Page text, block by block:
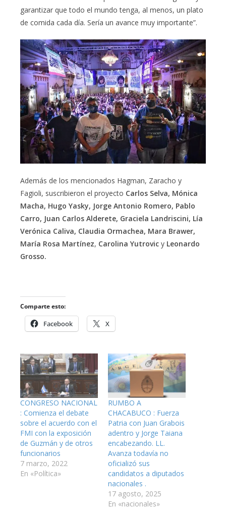
garantizar que todo el mundo tenga, al menos, un plato
de comida cada día. Sería un avance muy importante”.
Además de los mencionados Hagman, Zaracho y
Fagioli, suscribieron el proyecto Carlos Selva, Mónica
Macha, Hugo Yasky, Jorge Antonio Romero, Pablo
Carro, Juan Carlos Alderete, Graciela Landriscini, Lía
Verónica Caliva, Claudia Ormachea, Mara Brawer,
María Rosa Martínez, Carolina Yutrovic y Leonardo
Grosso.
Comparte esto:
Facebook X
CONGRESO NACIONAL
: Comienza el debate
sobre el acuerdo con el
FMI con la exposición
de Guzmán y de otros
funcionarios
7 marzo, 2022
En «Política»
RUMBO A
CHACABUCO : Fuerza
Patria con Juan Grabois
adentro y Jorge Taiana
encabezando. LL.
Avanza todavía no
oficializó sus
candidatos a diputados
nacionales .
17 agosto, 2025
En «nacionales»